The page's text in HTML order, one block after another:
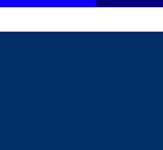
They will provide